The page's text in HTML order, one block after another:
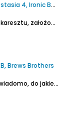
Rumunia, Bukareszt, Strada Domnița Anastasia 4, Ironic Beer
Nowy browar restauracyjny w centrum Bukaresztu, założony w 2022 roku.
Brews Brothers
Właściwie trzeba zacząć od tego, że nie wiadomo, do jakiej kategorii ten browar zakwalifikować.